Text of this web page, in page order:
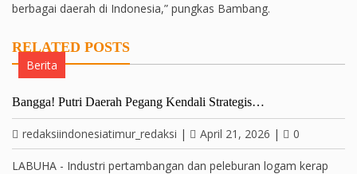
berbagai daerah di Indonesia,” pungkas Bambang.
RELATED POSTS
Berita
Bangga! Putri Daerah Pegang Kendali Strategis…
redaksiindonesiatimur_redaksi | April 21, 2026 | 0
LABUHA - Industri pertambangan dan peleburan logam kerap